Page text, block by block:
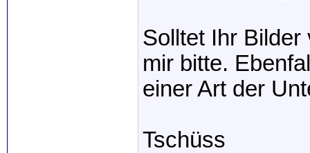
Solltet Ihr
mir bitte.
einer Art der
Tschüss